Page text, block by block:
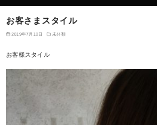
お客さまスタイル
2019年7月10日 未分類
お客様スタイル